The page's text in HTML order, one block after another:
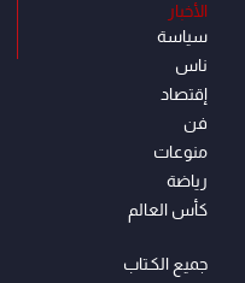
الأخبار
سياسة
ناس
إقتصاد
فن
منوعات
رياضة
كأس العالم
جميع الكـتاب